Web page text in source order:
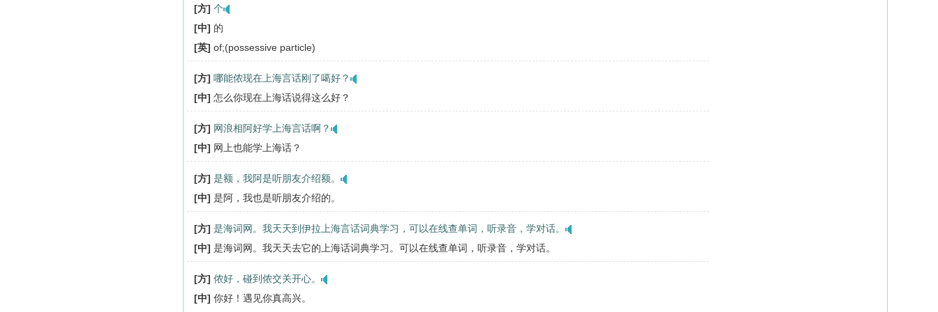
[方] 个
[中] 的
[英] of;(possessive particle)
[方] 哪能侬现在上海言话刚了噶好？
[中] 怎么你现在上海话说得这么好？
[方] 网浪相阿好学上海言话啊？
[中] 网上也能学上海话？
[方] 是额，我阿是听朋友介绍额。
[中] 是阿，我也是听朋友介绍的。
[方] 是海词网。我天天到伊拉上海言话词典学习，可以在线查单词，听录音，学对话。
[中] 是海词网。我天天去它的上海话词典学习。可以在线查单词，听录音，学对话。
[方] 侬好，碰到侬交关开心。
[中] 你好！遇见你真高兴。